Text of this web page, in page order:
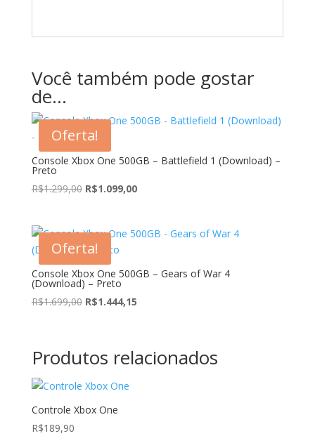
Você também pode gostar
de…
Oferta!
Console Xbox One 500GB – Battlefield 1 (Download) –
Preto
R$1.299,00 O
era:
R$1.299,00.
R$1.099,00O
é:
Oferta!
Console Xbox One 500GB – Gears of War 4
(Download) – Preto
R$1.699,00 O
era:
R$1.699,00.
R$1.444,15O
R$1.444,15.
Produtos relacionados
Controle Xbox One
R$189,90